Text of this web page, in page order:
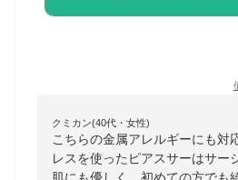
クミカン(40代・女性)
こちらの金属アレルギーにも対
レスを使ったピアスサーはサー